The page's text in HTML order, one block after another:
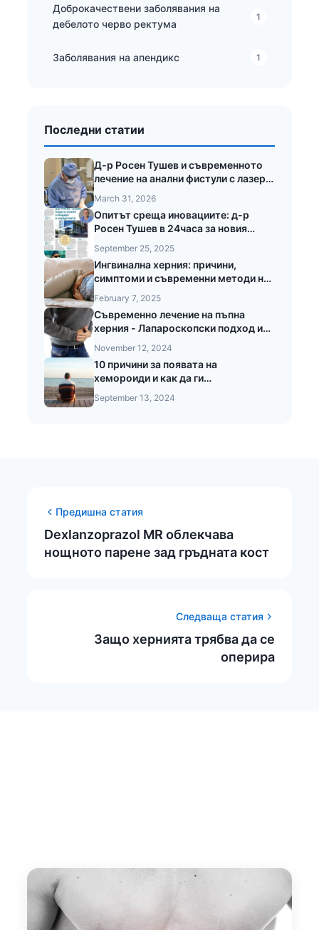
Доброкачествени заболявания на
дебелото черво ректума
1
Заболявания на апендикс 1
Последни статии
Д-р Росен Тушев и съвременното
лечение на анални фистули с лазер
March 31, 2026
Опитът среща иновациите: д-р
Росен Тушев в 24часа за новия
September 25, 2025
Ингвинална херния: причини,
симптоми и съвременни методи на
February 7, 2025
Съвременно лечение на пъпна
херния - Лапароскопски подход и
операция на пъпната херния
November 12, 2024
10 причини за появата на
хемороиди и как да ги
September 13, 2024
Предишна статия
Dexlanzoprazol MR облекчава
нощното парене зад гръдната кост
Следваща статия
Защо хернията трябва да се
оперира